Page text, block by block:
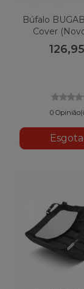
Búfalo
Cover
0